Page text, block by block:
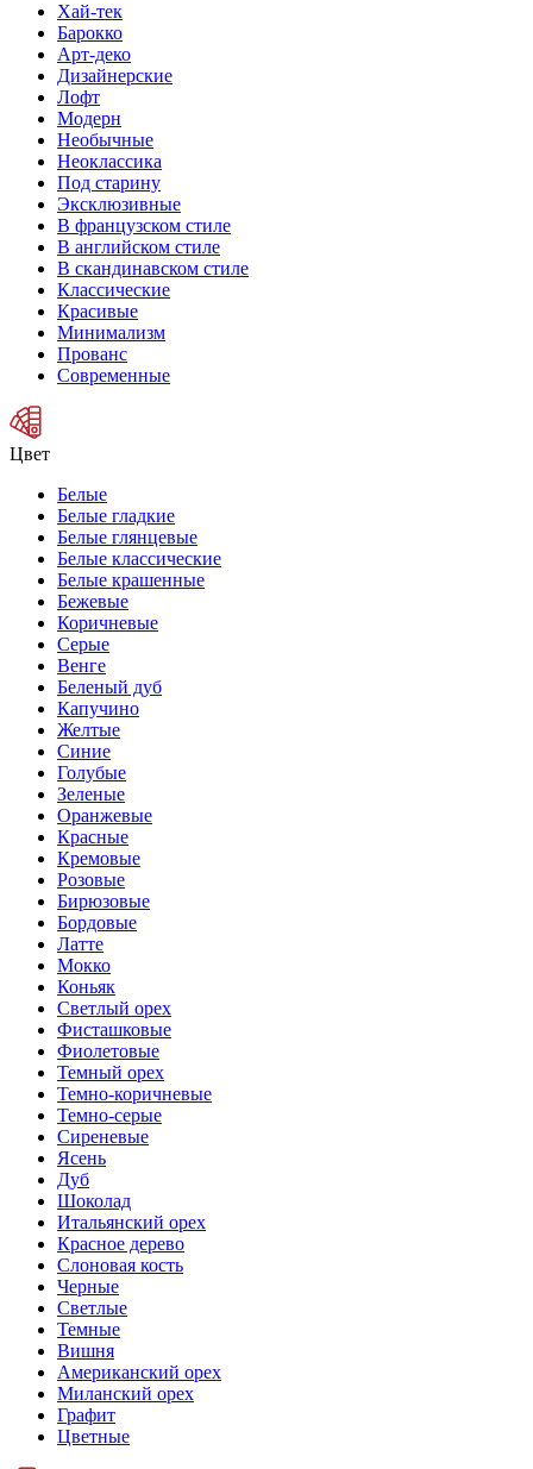
Хай-тек
Барокко
Арт-деко
Дизайнерские
Лофт
Модерн
Необычные
Неоклассика
Под старину
Эксклюзивные
В французском стиле
В английском стиле
В скандинавском стиле
Классические
Красивые
Минимализм
Прованс
Современные
Цвет
Белые
Белые гладкие
Белые глянцевые
Белые классические
Белые крашенные
Бежевые
Коричневые
Серые
Венге
Беленый дуб
Капучино
Желтые
Синие
Голубые
Зеленые
Оранжевые
Красные
Кремовые
Розовые
Бирюзовые
Бордовые
Латте
Мокко
Коньяк
Светлый орех
Фисташковые
Фиолетовые
Темный орех
Темно-коричневые
Темно-серые
Сиреневые
Ясень
Дуб
Шоколад
Итальянский орех
Красное дерево
Слоновая кость
Черные
Светлые
Темные
Вишня
Американский орех
Миланский орех
Графит
Цветные